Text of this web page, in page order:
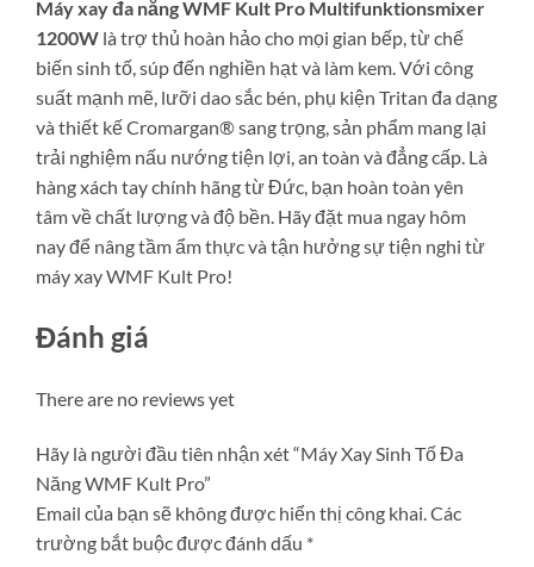
Máy xay đa năng WMF Kult Pro Multifunktionsmixer
1200W là trợ thủ hoàn hảo cho mọi gian bếp, từ chế
biến sinh tố, súp đến nghiền hạt và làm kem. Với công
suất mạnh mẽ, lưỡi dao sắc bén, phụ kiện Tritan đa dạng
và thiết kế Cromargan® sang trọng, sản phẩm mang lại
trải nghiệm nấu nướng tiện lợi, an toàn và đẳng cấp. Là
hàng xách tay chính hãng từ Đức, bạn hoàn toàn yên
tâm về chất lượng và độ bền. Hãy đặt mua ngay hôm
nay để nâng tầm ẩm thực và tận hưởng sự tiện nghi từ
máy xay WMF Kult Pro!
Đánh giá
There are no reviews yet
Hãy là người đầu tiên nhận xét “Máy Xay Sinh Tố Đa
Năng WMF Kult Pro”
Email của bạn sẽ không được hiển thị công khai.Các
trường bắt buộc được đánh dấu *